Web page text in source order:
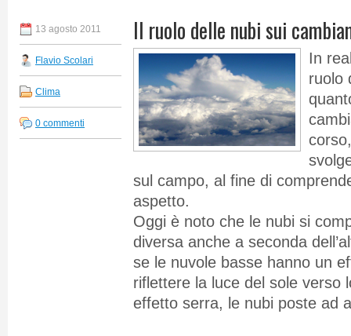
13 agosto 2011
Flavio Scolari
Clima
0 commenti
Il ruolo delle nubi sui
In
ruolo
sul campo, al fine di
aspetto.
Oggi è noto che le nubi si
diversa anche a seconda
se le nuvole basse hanno un
riflettere la luce del sole verso
effetto serra, le nubi poste ad